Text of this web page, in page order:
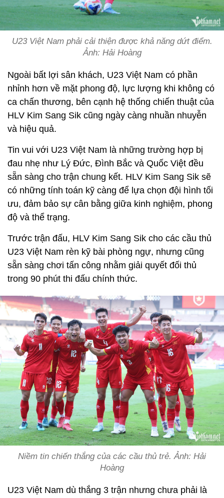
U23 Việt Nam phải cải thiện được khả năng dứt điểm.
Ảnh: Hải Hoàng
Ngoài bất lợi sân khách, U23 Việt Nam có phần
nhỉnh hơn về mặt phong độ, lực lượng khi không có
ca chấn thương, bên cạnh hệ thống chiến thuật của
HLV Kim Sang Sik cũng ngày càng nhuần nhuyễn
và hiệu quả.
Tin vui với U23 Việt Nam là những trường hợp bị
đau nhẹ như Lý Đức, Đình Bắc và Quốc Việt đều
sẵn sàng cho trận chung kết. HLV Kim Sang Sik sẽ
có những tính toán kỹ càng để lựa chọn đội hình tối
ưu, đảm bảo sự cân bằng giữa kinh nghiệm, phong
độ và thể trạng.
Trước trận đấu, HLV Kim Sang Sik cho các cầu thủ
U23 Việt Nam rèn kỹ bài phòng ngự, nhưng cũng
sẵn sàng chơi tấn công nhằm giải quyết đối thủ
trong 90 phút thi đấu chính thức.
Niềm tin chiến thắng của các cầu thủ trẻ. Ảnh: Hải
Hoàng
U23 Việt Nam dù thắng 3 trận nhưng chưa phải là